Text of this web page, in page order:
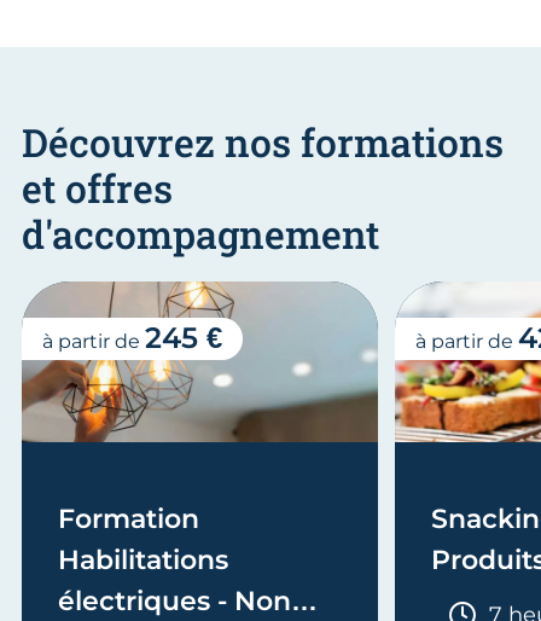
Découvrez nos formations
et offres
d'accompagnement
Formation
Habilitations
électriques - Non
à partir de 245 €
7
à partir de